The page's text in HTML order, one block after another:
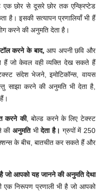
छोर से दूसरे छोर तक एन्क्रिप्टेड
है। इसकी सत्यापन प्रणालियाँ भी हैं
करने की अनुमति देता है।
करने के बाद,आप अपनी छवि और
हैं जो केवल वही व्यक्ति देख सकते हैं
संदेश भेजने, इमोटिकॉन्स, वायस
साझा करने की अनुमति भी देता है,
करने की, बोल्ड करने के लिए टेक्स्ट
की अनुमतिभीदेता है। ग्रुपों में 250
के बीच, बातचीत कर सकते हैं और
जो आपको यह जानने की अनुमति देथा
एक निरूपण प्रणाली भी है जो आपको